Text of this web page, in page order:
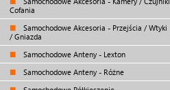
Cofania
Samochodowe Akcesoria - Przejścia / Wtyki
/ Gniazda
Samochodowe Anteny - Lexton
Samochodowe Anteny - Różne